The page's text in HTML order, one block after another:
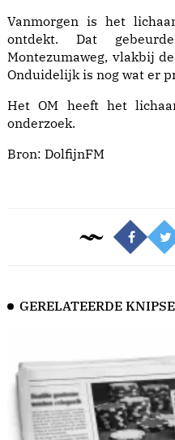
Vanmorgen is het
ontdekt. Dat
Montezumaweg, vlakbij
Onduidelijk is nog wat er
Het OM heeft het
onderzoek.
Bron: DolfijnFM
GERELATEERDE